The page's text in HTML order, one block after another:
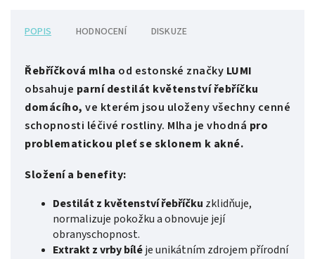
POPIS HODNOCENÍ DISKUZE
Řebříčková mlha od estonské značky LUMI
obsahuje parní destilát květenství řebříčku
domácího, ve kterém jsou uloženy všechny cenné
schopnosti léčivé rostliny. Mlha je vhodná pro
problematickou pleť se sklonem k akné.
Složení a benefity:
Destilát z květenství řebříčku zklidňuje,
normalizuje pokožku a obnovuje její
obranyschopnost.
Extrakt z vrby bíléje unikátním zdrojem přírodní